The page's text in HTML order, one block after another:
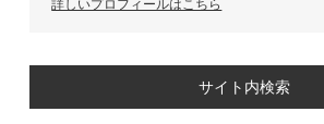
詳しいプロフィールはこちら
サイト内検索